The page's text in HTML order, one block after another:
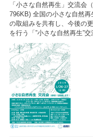
「小さな自然再生」交流会
796KB) 全国の小さな自然
の取組みを共有し、今後の
を行う「”小さな自然再生”